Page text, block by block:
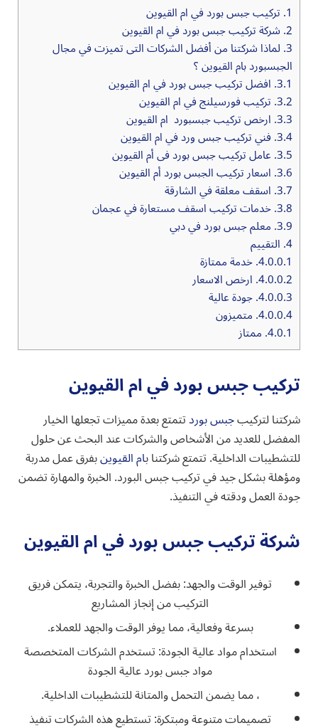
1. تركيب جبس بورد في ام القيوين
2. شركة تركيب جبس بورد في ام القيوين
3. لماذا شركتنا من أفضل الشركات التى تميزت في مجال
الجبسبورد بام القيوين ؟
3.1. افضل تركيب جبس بورد في ام القيوين
3.2. تركيب فورسيلنج في ام القيوين
3.3. ارخص تركيب جبسبورد ام القيوين
3.4. فني تركيب جبس ورد في ام القيوين
3.5. عامل تركيب جبس بورد فى أم القيوين
3.6. اسعار تركيب الجبس بورد أم القيوين
3.7. اسقف معلقة في الشارقة
3.8. خدمات تركيب اسقف مستعارة في عجمان
3.9. معلم جبس بورد في دبي
4. التقييم
4.0.0.1. خدمة ممتازة
4.0.0.2. ارخص الاسعار
4.0.0.3. جودة عالية
4.0.0.4. متميزون
4.0.1. ممتاز
تركيب جبس بورد في ام القيوين
شركتنا لتركيبجبس بوردتتمتع بعدة مميزات تجعلها الخيار
المفضل للعديد من الأشخاص والشركات عند البحث عن حلول
للتشطيبات الداخلية. تتمتع شركتنا بام القيوينبفرق عمل مدربة
ومؤهلة بشكل جيد في تركيب جبس البورد. الخبرة والمهارة تضمن
جودة العمل ودقته في التنفيذ.
شركة تركيب جبس بورد في ام القيوين
توفير الوقت والجهد: بفضل الخبرة والتجربة، يتمكن فريق
التركيب من إنجاز المشاريع
بسرعة وفعالية، مما يوفر الوقت والجهد للعملاء.
استخدام مواد عالية الجودة: تستخدم الشركات المتخصصة
مواد جبس بورد عالية الجودة
، مما يضمن التحمل والمتانة للتشطيبات الداخلية.
تصميمات متنوعة ومبتكرة: تستطيع هذه الشركات تنفيذ